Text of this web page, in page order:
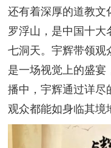
还有着深厚的道教文
罗浮山，是中国十
七洞天。宇辉带领观
是一场视觉上的盛
播中，宇辉通过详尽
观众都能如身临其境